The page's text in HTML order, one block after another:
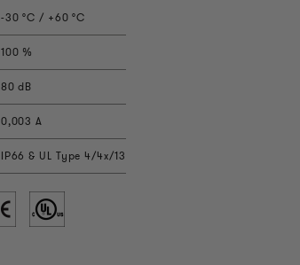
-30 °C / +60 °C
100 %
80 dB
0,003 A
IP66 & UL Type 4/4x/13